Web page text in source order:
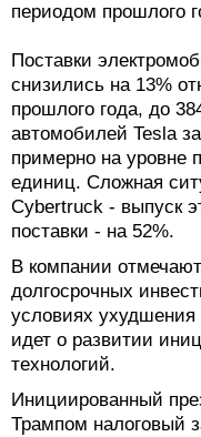
периодом прошлого
Поставки
снизились на 13%
прошлого года, до
автомобилей Tesla
примерно на уровне
единиц. Сложная
Cybertruck - выпуск
поставки - на 52%.
В компании
долгосрочных
условиях ухудшения
идет о развитии
технологий.
Инициированный
Трампом налоговый